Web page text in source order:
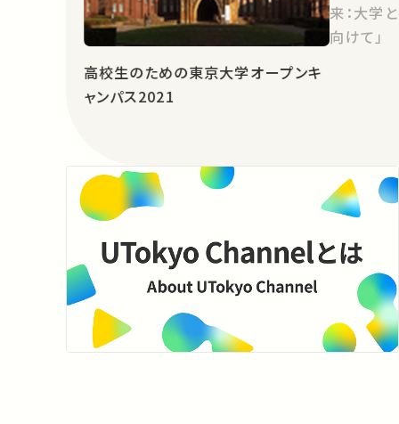
高校生のための東京大学オープンキ
ャンパス2021
来：大学
向けて」